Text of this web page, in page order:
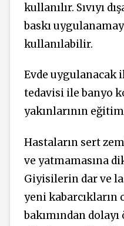
kullanılır. Sıvıyı
baskı
kullanılabilir.
Evde uygulanacak
tedavisi ile banyo
yakınlarının
Hastaların sert
ve yatmamasına
Giyisilerin dar ve
yeni kabarcıkların
bakımından